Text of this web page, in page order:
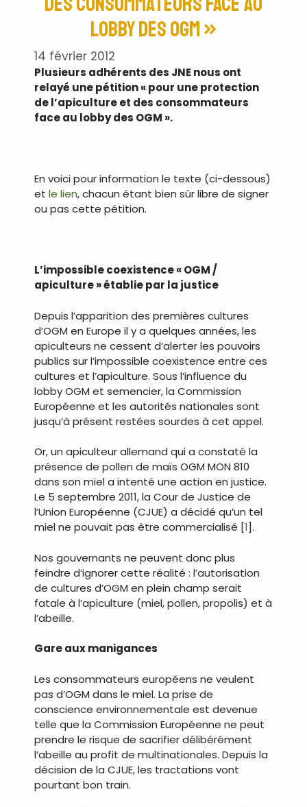
lobby des OGM »
14 février 2012
Plusieurs adhérents des JNE nous ont
relayé une pétition « pour une protection
de l’apiculture et des consommateurs
face au lobby des OGM ».
En voici pour information le texte (ci-dessous)
et le lien, chacun étant bien sûr libre de signer
ou pas cette pétition.
L’impossible coexistence « OGM /
apiculture » établie par la justice
Depuis l’apparition des premières cultures
d’OGM en Europe il y a quelques années, les
apiculteurs ne cessent d’alerter les pouvoirs
publics sur l’impossible coexistence entre ces
cultures et l’apiculture. Sous l’influence du
lobby OGM et semencier, la Commission
Européenne et les autorités nationales sont
jusqu’à présent restées sourdes à cet appel.
Or, un apiculteur allemand qui a constaté la
présence de pollen de maïs OGM MON 810
dans son miel a intenté une action en justice.
Le 5 septembre 2011, la Cour de Justice de
l’Union Européenne (CJUE) a décidé qu’un tel
miel ne pouvait pas être commercialisé [1].
Nos gouvernants ne peuvent donc plus
feindre d’ignorer cette réalité : l’autorisation
de cultures d’OGM en plein champ serait
fatale à l’apiculture (miel, pollen, propolis) et à
l’abeille.
Gare aux manigances
Les consommateurs européens ne veulent
pas d’OGM dans le miel. La prise de
conscience environnementale est devenue
telle que la Commission Européenne ne peut
prendre le risque de sacrifier délibérément
l’abeille au profit de multinationales. Depuis la
décision de la CJUE, les tractations vont
pourtant bon train.